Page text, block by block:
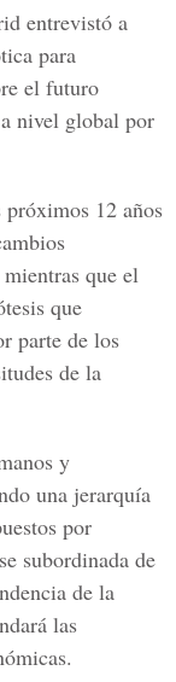
entrevistó a
para
el futuro
nivel global por
12 años
que el
que
parte de los
de la
y
una jerarquía
por
subordinada de
de la
las